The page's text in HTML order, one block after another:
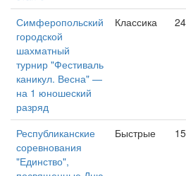
Симферопольский
городской
шахматный
турнир "Фестиваль
каникул. Весна" —
на 1 юношеский
разряд
Классика
Республиканские
соревнования
"Единство",
Быстрые